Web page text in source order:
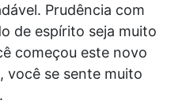
Prudência com
de espírito seja muito
começou este novo
você se sente muito